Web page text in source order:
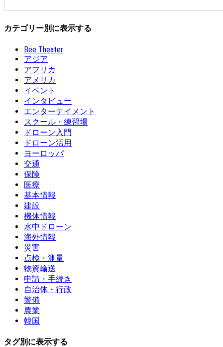
カテゴリー別に表示する
Bee Theater
アジア
アフリカ
アメリカ
イベント
インタビュー
エンターテイメント
スクール・練習場
ドローン入門
ドローン活用
ヨーロッパ
交通
保険
医療
基本情報
建設
機体情報
水中ドローン
海外情報
災害
点検・測量
物資輸送
申請・手続き
自治体・行政
警備
農業
韓国
タグ別に表示する